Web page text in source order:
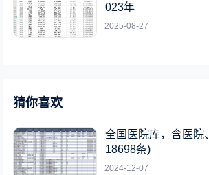
023年
2025-08-27
猜你喜欢
全国医院库，含医院
18698条)
2024-12-07